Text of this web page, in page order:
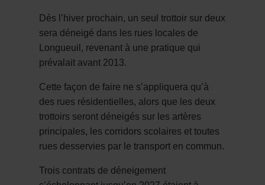
Dès l’hiver prochain, un seul trottoir sur deux
sera déneigé dans les rues locales de
Longueuil, revenant à une pratique qui
prévalait avant 2013.
Cette façon de faire ne s’appliquera qu’à
des rues résidentielles, alors que les deux
trottoirs seront déneigés sur les artères
principales, les corridors scolaires et toutes
rues desservies par le transport en commun.
Trois contrats de déneigement